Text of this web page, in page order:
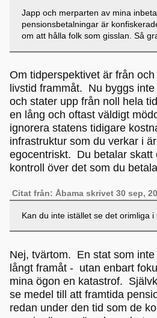
Japp och merparten av mina
pensionsbetalningar är
om att hålla folk som gisslan. Så
Om tidperspektivet är från
livstid frammåt. Nu byggs
och stater upp från noll hela
en lång och oftast väldigt
ignorera statens tidigare
infrastruktur som du verkar i
egocentriskt. Du betalar skatt
kontroll över det som du
Citat från: Åbama skrivet 30 sep,
Kan du inte istället se det orimliga i
Nej, tvärtom. En stat som
långt framåt - utan enbart
mina ögon en katastrof.
se medel till att framtida
redan under den tid som de